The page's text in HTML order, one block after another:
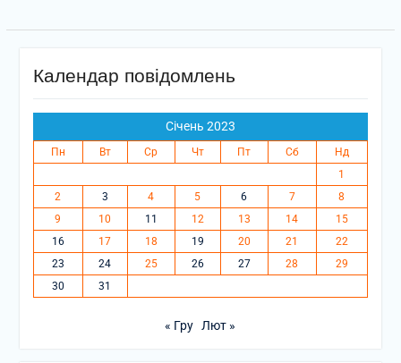
Календар повідомлень
Січень 2023
Пн Вт Ср Чт Пт Сб
Нд
1
2
3 4 5 6 7
8
9
10 11 12 13 14
15
16
17 18 19 20 21
22
23
24 25 26 27 28
29
30
31
« Гру Лют »